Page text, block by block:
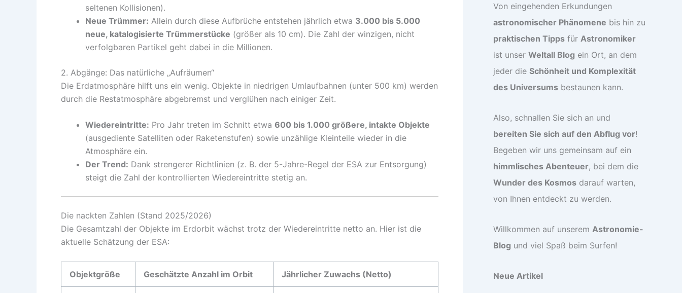
seltenen Kollisionen).
Neue Trümmer: Allein durch diese Aufbrüche entstehen jährlich etwa 3.000 bis 5.000
neue, katalogisierte Trümmerstücke (größer als 10 cm). Die Zahl der winzigen, nicht
verfolgbaren Partikel geht dabei in die Millionen.
2. Abgänge: Das natürliche „Aufräumen“
Die Erdatmosphäre hilft uns ein wenig. Objekte in niedrigen Umlaufbahnen (unter 500 km) werden
durch die Restatmosphäre abgebremst und verglühen nach einiger Zeit.
Wiedereintritte: Pro Jahr treten im Schnitt etwa 600 bis 1.000 größere, intakte Objekte
(ausgediente Satelliten oder Raketenstufen) sowie unzählige Kleinteile wieder in die
Atmosphäre ein.
Der Trend: Dank strengerer Richtlinien (z. B. der 5-Jahre-Regel der ESA zur Entsorgung)
steigt die Zahl der kontrollierten Wiedereintritte stetig an.
Die nackten Zahlen (Stand 2025/2026)
Die Gesamtzahl der Objekte im Erdorbit wächst trotz der Wiedereintritte netto an. Hier ist die
aktuelle Schätzung der ESA:
Objektgröße Geschätzte Anzahl im Orbit Jährlicher Zuwachs (Netto)
Von eingehenden Erkundungen
astronomischer Phänomene bis hin zu
praktischen Tipps für Astronomiker
ist unser Weltall Blog ein Ort, an dem
jeder die Schönheit und Komplexität
des Universums bestaunen kann.
Also, schnallen Sie sich an und
bereiten Sie sich auf den Abflug vor!
Begeben wir uns gemeinsam auf ein
himmlisches Abenteuer, bei dem die
Wunder des Kosmos darauf warten,
von Ihnen entdeckt zu werden.
Willkommen auf unserem Astronomie-
Blog und viel Spaß beim Surfen!
Neue Artikel